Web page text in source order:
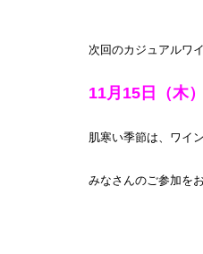
次回のカジュアルワ
11月15日（木
肌寒い季節は、ワイ
みなさんのご参加を